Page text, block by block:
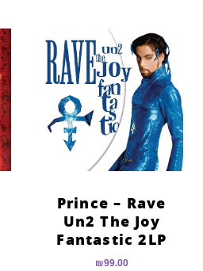
Prince – Rave
Un2 The Joy
Fantastic 2LP
₪99.00